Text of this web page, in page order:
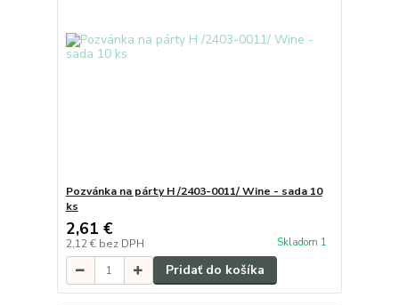
Pozvánka na párty H /2403-0011/ Wine - sada 10
ks
2,61 €
2,12 € bez DPH Skladom 1
Pridať do košíka